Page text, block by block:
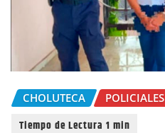
CHOLUTECA POLICIALES